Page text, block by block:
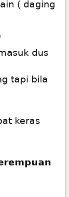
( daging
dus
tapi bila
keras